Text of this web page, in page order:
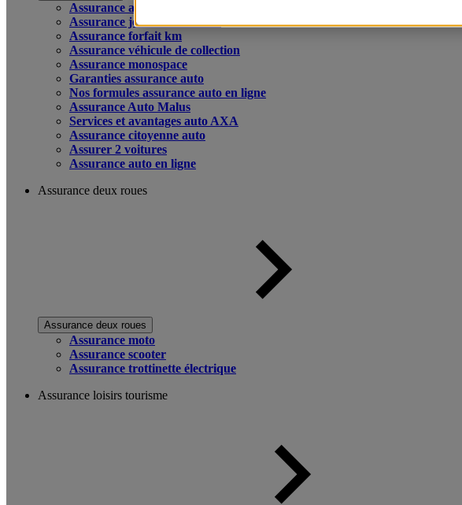
Assurance auto
Assurance jeune conducteur
Assurance forfait km
Assurance véhicule de collection
Assurance monospace
Garanties assurance auto
Nos formules assurance auto en ligne
Assurance Auto Malus
Services et avantages auto AXA
Assurance citoyenne auto
Assurer 2 voitures
Assurance auto en ligne
Assurance deux roues
Assurance deux roues
Assurance moto
Assurance scooter
Assurance trottinette électrique
Assurance loisirs tourisme